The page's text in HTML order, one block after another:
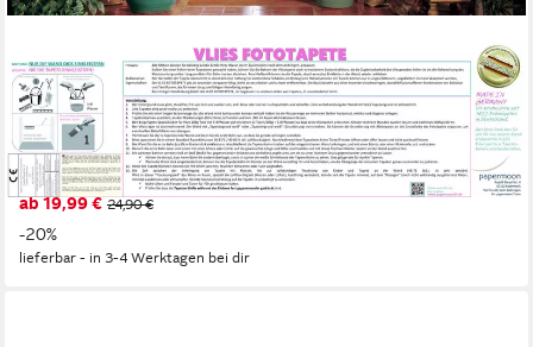
PAPERMOON
Fototapete VLIES-Tapete Premium "Larit Jardin", Kleister
KOSTENLOS, reduziert, 3D-Effekt, restlos trocken abziehbar,
(300), Wandtapete Bild Dekoration Wand-Dekor Motiv Tapete
Poster
ab 19,99 € 24,90 €
-20%
lieferbar - in 3-4 Werktagen bei dir